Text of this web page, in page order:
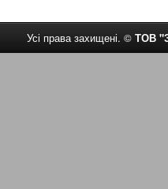
Усі права захищені. © ТОВ